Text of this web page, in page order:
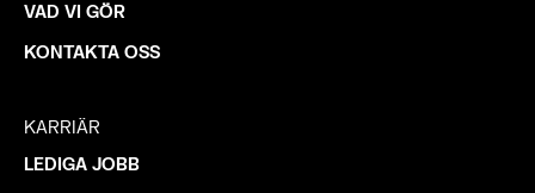
VAD VI GÖR
KONTAKTA OSS
KARRIÄR
LEDIGA JOBB